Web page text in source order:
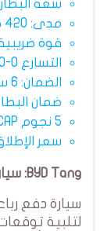
سعة البطارية: 60.48
مدى: 420 كم (دورة مختلطة)
قوة ضريبية: 5
التسارع 0-100 كم/ساعة في 7.3 ثانية
الضمان: 6 سنوات أو 150,000 كم
ضمان البطارية: 8
5 نجوم NCAP
سعر الإطلاق: 123,990 دينار
BYD Tang: سيارة دفع رباعي كهربائية بالكامل
سيارة دفع
لتلبية